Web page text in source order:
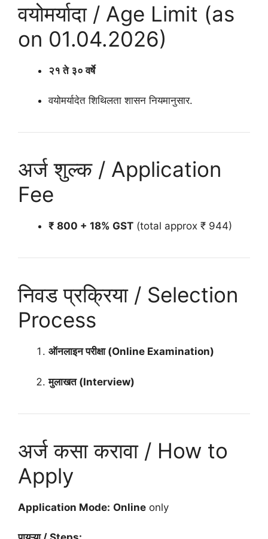
वयोमर्यादा / Age Limit (as
on 01.04.2026)
२१ ते ३० वर्षे
वयोमर्यादेत शिथिलता शासन नियमानुसार.
अर्ज शुल्क / Application
Fee
₹ 800 + 18% GST (total approx ₹ 944)
निवड प्रक्रिया / Selection
Process
ऑनलाइन परीक्षा (Online Examination)
मुलाखत (Interview)
अर्ज कसा करावा / How to
Apply
Application Mode: Online only